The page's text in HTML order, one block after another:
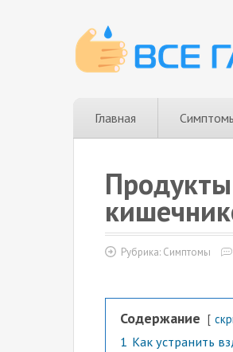
Главная
Рубрика: Симптомы
Содержание
1 Как устранить